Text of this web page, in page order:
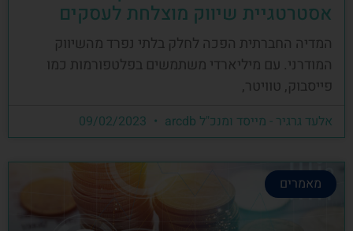
אסטרטגיית שיווק מוצלחת לעסקים
המדיה החברתית הפכה לחלק בלתי נפרד מהשיווק
המודרני. עם מיליארדי משתמשים בפלטפורמות כמו
פייסבוק, טוויטר,
אלעד גרגיר - מייסד ומנכ"ל arcdb
מאמרים